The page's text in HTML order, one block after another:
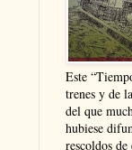
Este
trenes y de
del que
hubiese
rescoldos